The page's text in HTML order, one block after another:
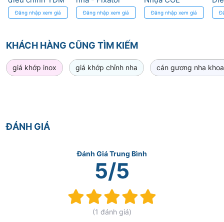
Đăng nhập xem giá
ACBA1 Osung
Đăng nhập xem giá
Zigzag Dùng Một
Lần
Đăng nhập xem giá
KHÁCH HÀNG CŨNG TÌM KIẾM
giá khớp inox giá khớp chỉnh nha cán gương nha
ĐÁNH GIÁ
Đánh Giá Trung Bình
5/5
(1 đánh giá)